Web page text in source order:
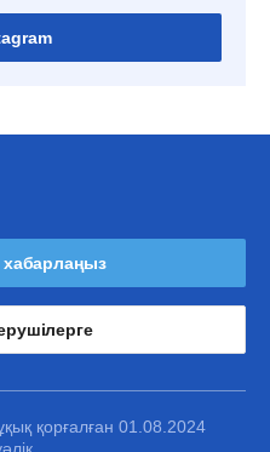
қорғалған 01.08.2024